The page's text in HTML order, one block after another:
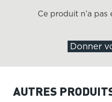
Ce produit n’a pas
Donner
AUTRES